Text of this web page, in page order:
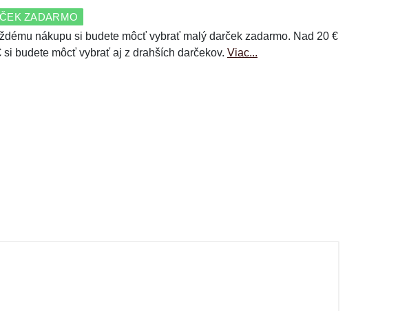
ZADARMO
nákupu si budete môcť vybrať malý darček zadarmo. Nad 20 €
si budete môcť vybrať aj z drahších darčekov. Viac...